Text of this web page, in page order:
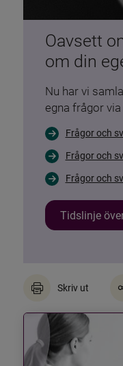
Oavsett
om din
Nu har vi
egna frågor
Frågor och
Frågor och
Frågor och
Tidslinje
Skriv ut